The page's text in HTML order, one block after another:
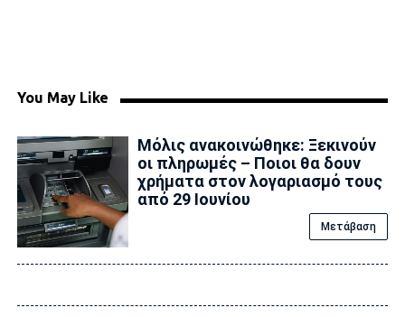
You May Like
Μόλις ανακοινώθηκε: Ξεκινούν
οι πληρωμές – Ποιοι θα δουν
χρήματα στον λογαριασμό τους
από 29 Ιουνίου
Μετάβαση